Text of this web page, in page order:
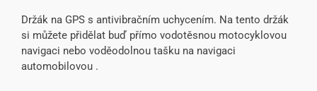
Držák na GPS s antivibračním uchycením. Na tento držák
si můžete přidělat buď přímo vodotěsnou motocyklovou
navigaci nebo voděodolnou tašku na navigaci
automobilovou .